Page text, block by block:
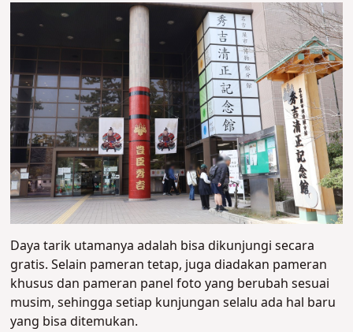
Daya tarik utamanya adalah bisa dikunjungi secara
gratis. Selain pameran tetap, juga diadakan pameran
khusus dan pameran panel foto yang berubah sesuai
musim, sehingga setiap kunjungan selalu ada hal baru
yang bisa ditemukan.